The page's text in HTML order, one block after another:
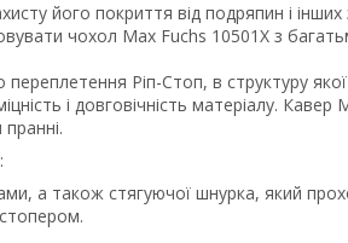
його покриття від подряпин і інших
чохол Max Fuchs 10501X з
Ріп-Стоп, в структуру
і довговічність матеріалу. Кавер
а також стягуючої шнурка, який